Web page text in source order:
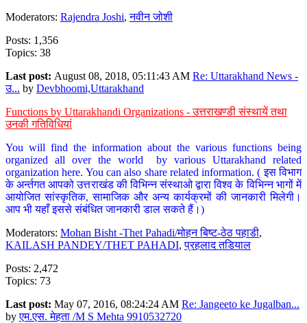
Moderators: Rajendra Joshi,नवीन जोशी
Posts: 1,356
Topics: 38
Last post: August 08, 2018, 05:11:43 AM Re: Uttarakhand News -
उ... by Devbhoomi,Uttarakhand
Functions by Uttarakhandi Organizations - उत्तराखण्डी संस्थायें तथा
उनकी गतिविधियां
You will find the information about the various functions being
organized all over the world by various Uttarakhand related
organization here. You can also share related information. ( इस विभाग
के अर्न्तगत आपको उत्तराखंड की विभिन्न संस्थाओ द्वारा विश्व के विभिन्न भागों में
आयोजित सांस्कृतिक, सामाजिक और अन्य कार्यक्रमों की जानकारी मिलेगी।
आप भी यहाँ इससे संबंधित जानकारी डाल सकते हैं।)
Moderators: Mohan Bisht -Thet Pahadi/मोहन बिष्ट-ठेठ पहाडी,
KAILASH PANDEY/THET PAHADI,प्रहलाद तडियाल
Posts: 2,472
Topics: 73
Last post: May 07, 2016, 08:24:24 AM Re: Jangeeto ke Jugalban...
byएम.एस. मेहता /M S Mehta 9910532720